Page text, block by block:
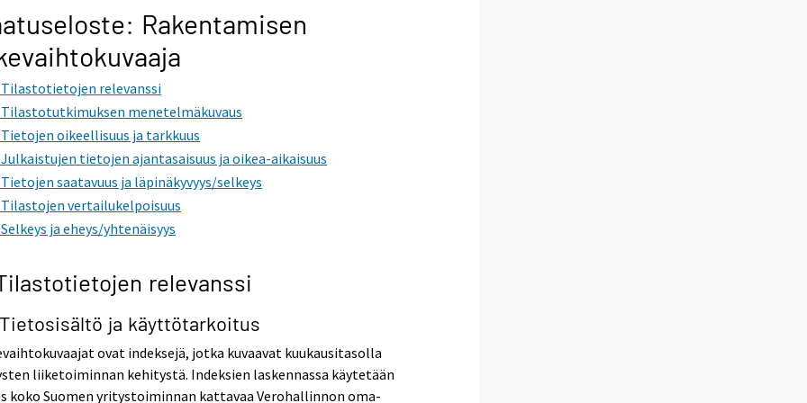
Rakentamisen
Tilastotietojen relevanssi
Tilastotutkimuksen menetelmäkuvaus
Tietojen oikeellisuus ja tarkkuus
Julkaistujen tietojen ajantasaisuus ja oikea-aikaisuus
Tietojen saatavuus ja läpinäkyvyys/selkeys
Tilastojen vertailukelpoisuus
Selkeys ja eheys/yhtenäisyys
relevanssi
Tietosisältö ja käyttötarkoitus
ovat indeksejä, jotka kuvaavat kuukausitasolla
liiketoiminnan kehitystä. Indeksien laskennassa käytetään
koko Suomen yritystoiminnan kattavaa Verohallinnon oma-